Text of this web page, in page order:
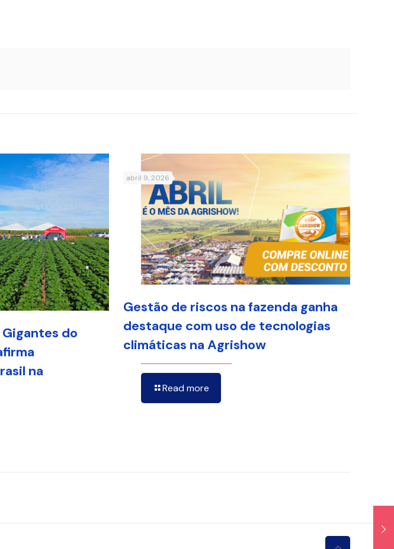
do
na
abril 9, 2026
Gestão de riscos na fazenda ganha
destaque com uso de tecnologias
climáticas na Agrishow
Read more